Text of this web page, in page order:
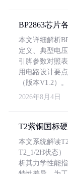
BP2863芯片
本文详细解析
定义、典型电
引脚参数对照
用电路设计要
（版本V1.2）。
2026年8月4日
T2紫铜国标
本文系统解读
T2_1/2H状态）
析其力学性能